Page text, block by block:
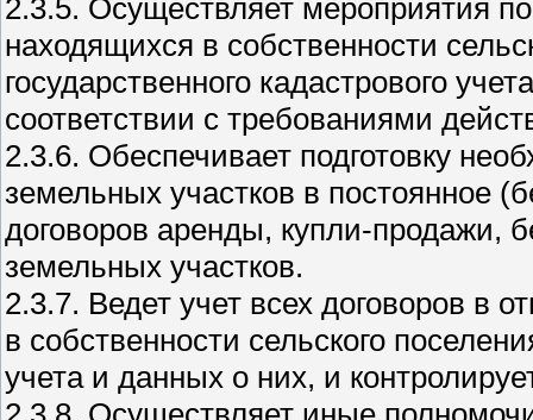
2.3.5. Осуществляет мероприятия
находящихся в собственности
государственного кадастрового
соответствии с требованиями
2.3.6. Обеспечивает подготовку
земельных участков в постоянное
договоров аренды, купли-продажи,
земельных участков.
2.3.7. Ведет учет всех договоров в
в собственности сельского
учета и данных о них, и